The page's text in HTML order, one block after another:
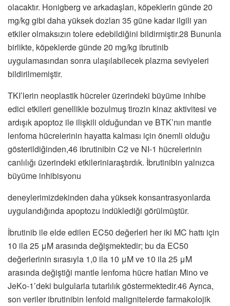
olacaktır. Honigberg ve arkadaşları, köpeklerin günde 20
mg/kg gibi daha yüksek dozları 35 güne kadar ilgili yan
etkiler olmaksızın tolere edebildiğini bildirmiştir.28 Bununla
birlikte, köpeklerde günde 20 mg/kg ibrutinib
uygulamasından sonra ulaşılabilecek plazma seviyeleri
bildirilmemiştir.
TKI’lerin neoplastik hücreler üzerindeki büyüme inhibe
edici etkileri genellikle bozulmuş tirozin kinaz aktivitesi ve
ardışık apoptoz ile ilişkili olduğundan ve BTK’nın mantle
lenfoma hücrelerinin hayatta kalması için önemli olduğu
gösterildiğinden,46 ibrutinibin C2 ve NI-1 hücrelerinin
canlılığı üzerindeki etkileriniaraştırdık. İbrutinibin yalnızca
büyüme inhibisyonu
deneylerimizdekinden daha yüksek konsantrasyonlarda
uygulandığında apoptozu indüklediği görülmüştür.
İbrutinib ile elde edilen EC50 değerleri her iki MC hattı için
10 ila 25 μM arasında değişmektedir; bu da EC50
değerlerinin sırasıyla 1,0 ila 10 μM ve 10 ila 25 μM
arasında değiştiği mantle lenfoma hücre hatları Mino ve
JeKo-1’deki bulgularla tutarlılık göstermektedir.46 Ayrıca,
son veriler ibrutinibin lenfoid malignitelerde farmakolojik